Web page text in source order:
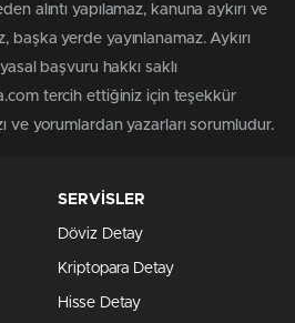
alıntı yapılamaz, kanuna aykırı ve
başka yerde yayınlanamaz. Aykırı
başvuru hakkı saklı
tercih ettiğiniz için teşekkür
ve yorumlardan yazarları sorumludur.
SERVİSLER
Döviz Detay
Kriptopara Detay
Hisse Detay